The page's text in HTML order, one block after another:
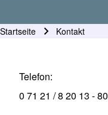
Startseite Kontakt
Telefon
0 71 21 / 8 20 13 - 80